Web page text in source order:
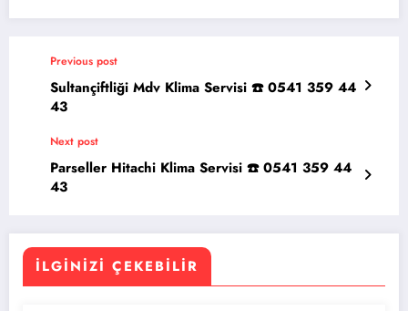
Previous post
Sultançiftliği Mdv Klima Servisi ☎️ 0541 359 44
43
Next post
Parseller Hitachi Klima Servisi ☎️ 0541 359 44
43
İLGINIZI ÇEKEBILIR